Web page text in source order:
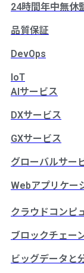
24時間年中無休
品質保証
DevOps
IoT
AIサービス
DXサービス
GXサービス
グローバルサー
Webアプリケー
クラウドコンピ
ブロックチェー
ビッグデータと